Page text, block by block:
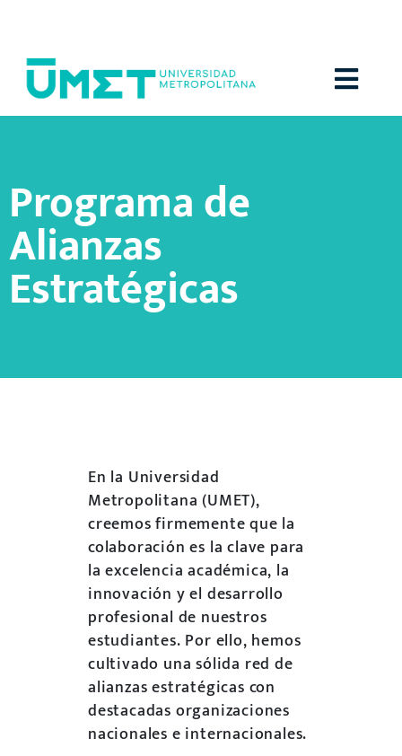
Programa de
Alianzas
Estratégicas
En la Universidad
Metropolitana (UMET),
creemos firmemente que la
colaboración es la clave para
la excelencia académica, la
innovación y el desarrollo
profesional de nuestros
estudiantes. Por ello, hemos
cultivado una sólida red de
alianzas estratégicas con
destacadas organizaciones
nacionales e internacionales.